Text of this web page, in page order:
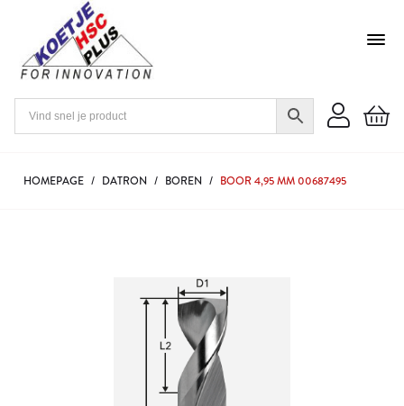
HOMEPAGE / DATRON / BOREN / BOOR 4,95 MM 00687495